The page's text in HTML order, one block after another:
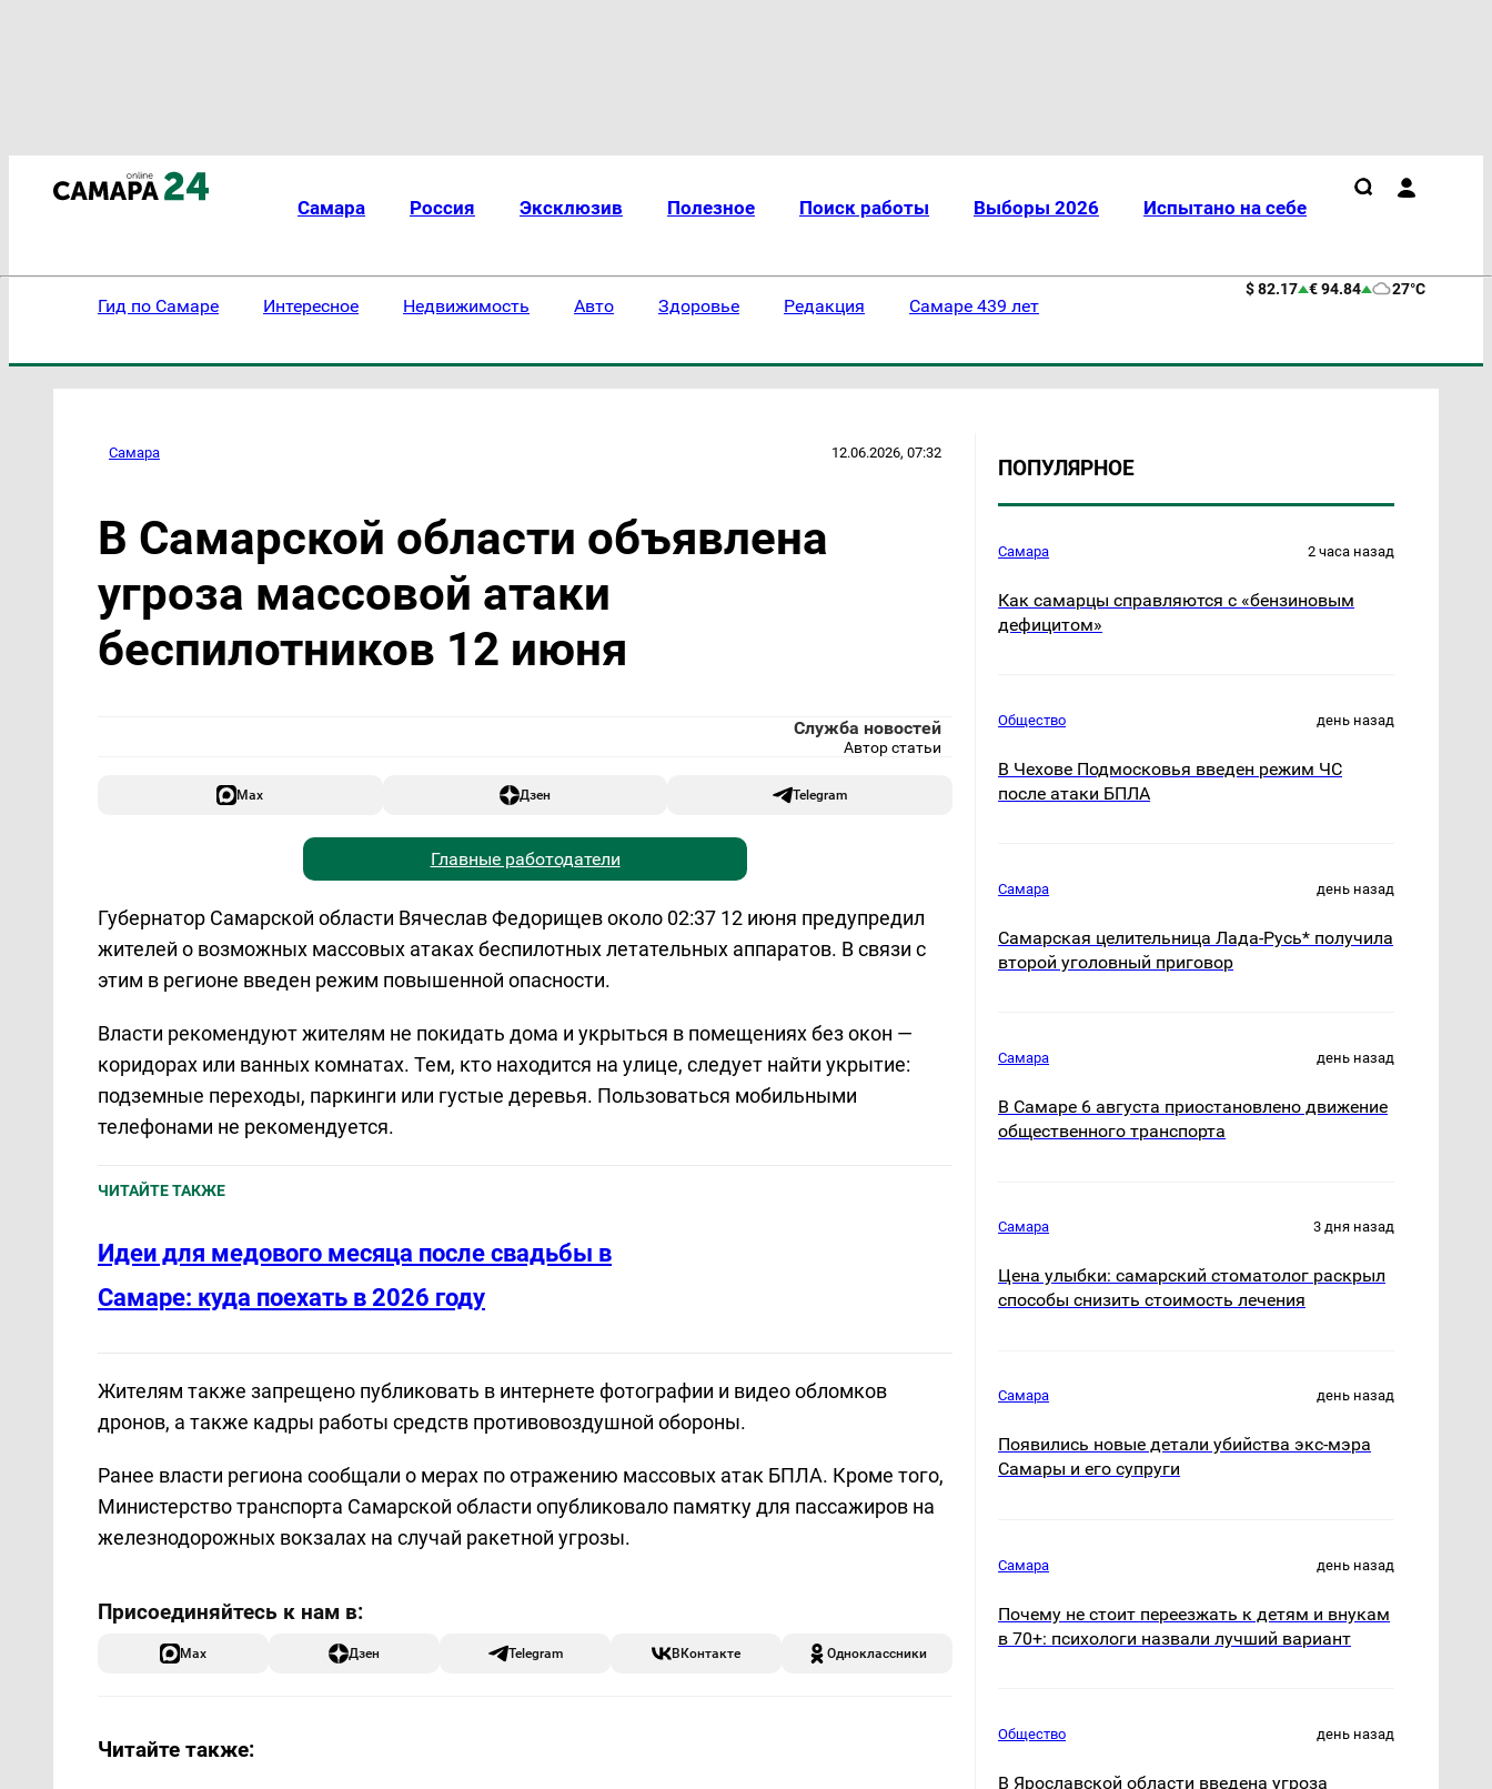
Самара Россия Эксклюзив Полезное Поиск работы Выборы 2026 Испытано на себе
Гид по Самаре Интересное Недвижимость Авто Здоровье Редакция Самаре 439 лет
$ 82.17 € 94.84 27°C
Самара 12.06.2026, 07:32
В Самарской области объявлена
угроза массовой атаки
беспилотников 12 июня
Служба новостей
Автор статьи
Max Дзен Telegram
Главные работодатели
Губернатор Самарской области Вячеслав Федорищев около 02:37 12 июня предупредил
жителей о возможных массовых атаках беспилотных летательных аппаратов. В связи с
этим в регионе введен режим повышенной опасности.
Власти рекомендуют жителям не покидать дома и укрыться в помещениях без окон —
коридорах или ванных комнатах. Тем, кто находится на улице, следует найти укрытие:
подземные переходы, паркинги или густые деревья. Пользоваться мобильными
телефонами не рекомендуется.
ЧИТАЙТЕ ТАКЖЕ
Идеи для медового месяца после свадьбы в
Самаре: куда поехать в 2026 году
Жителям также запрещено публиковать в интернете фотографии и видео обломков
дронов, а также кадры работы средств противовоздушной обороны.
Ранее власти региона сообщали о мерах по отражению массовых атак БПЛА. Кроме того,
Министерство транспорта Самарской области опубликовало памятку для пассажиров на
железнодорожных вокзалах на случай ракетной угрозы.
Max Дзен Telegram ВКонтакте Одноклассники
Читайте также:
ПОПУЛЯРНОЕ
Самара 2 часа назад
Как самарцы справляются с «бензиновым
дефицитом»
Общество день назад
В Чехове Подмосковья введен режим ЧС
после атаки БПЛА
Самара день назад
Самарская целительница Лада-Русь* получила
второй уголовный приговор
Самара день назад
В Самаре 6 августа приостановлено движение
общественного транспорта
Самара 3 дня назад
Цена улыбки: самарский стоматолог раскрыл
способы снизить стоимость лечения
Самара день назад
Появились новые детали убийства экс-мэра
Самары и его супруги
Самара день назад
Почему не стоит переезжать к детям и внукам
в 70+: психологи назвали лучший вариант
Общество день назад
В Ярославской области введена угроза